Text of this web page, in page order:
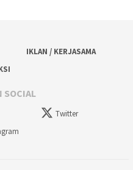
IKLAN / KERJASAMA
SOCIAL
Twitter